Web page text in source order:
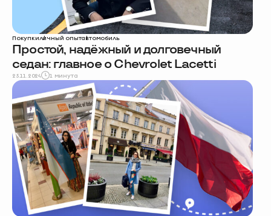
Покупкиличный опытавтомобиль
Простой, надёжный и долговечный
седан: главное о Chevrolet Lacetti
25.11.2024 1 минута